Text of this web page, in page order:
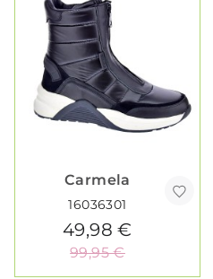
Carmela
16036301
49,98 €
99,95 €